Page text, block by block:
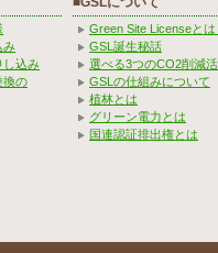
み
し込み
換の
Green Site Licenseとは
GSL誕生秘話
選べる3つのCO2削減
GSLの仕組みについて
植林とは
グリーン電力とは
国連認証排出権とは